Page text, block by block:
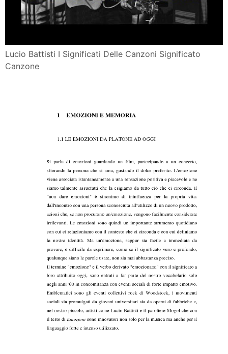
Lucio Battisti I Significati Delle Canzoni Significato
Canzone